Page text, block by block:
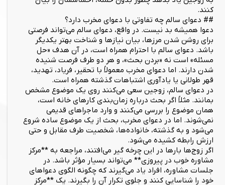
کنند.
## دعوای سالم چه تفاوتی با دعوای مخرب دارد؟
دعوا همیشه بد نیست. در واقع، دعوای سالم می‌تواند فرصتی
برای روشن شدن مرزها، بیان نیازها و شناخت بهتر یکدیگر
باشد. دعوای سالم با احترام همراه است، در آن هدف «حل
مسئله» است نه «بردن بحث»، و هر دو طرف فرصت شنیده
شدن دارند. اما دعوای مخرب معمولاً با تحقیر، فریاد، تهدید،
قهر طولانی یا یادآوری اشتباهات گذشته همراه است.
در دعوای سالم، زوجین سعی می‌کنند روی یک موضوع مشخص
بمانند. مثلاً اگر بحث درباره زمان‌بندی کارهای خانه است،
همان موضوع را بررسی می‌کنند و وارد ماجراهای قدیمی
نمی‌شوند. اما در دعوای مخرب، بحث از یک موضوع ساده شروع
می‌شود و به گذشته، خانواده‌ها، شخصیت طرف مقابل و حتی
ارزش رابطه کشیده می‌شود.
اگر زوج‌ها بارها در این چرخه گیر می‌افتند، مراجعه به **مرکز
مشاوره خوب در پیروزی** می‌تواند بسیار مؤثر باشد. در
جلسات مشاوره، افراد یاد می‌گیرند که چگونه الگوی دعواهای
خود را شناسایی کنند و جلوی تکرار آن را بگیرند. یک **مرکز